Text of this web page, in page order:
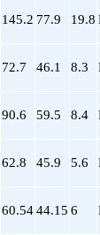
145.2 77.9 19.8
72.7 46.1 8.3
90.6 59.5 8.4
62.8 45.9 5.6
60.5444.15 6